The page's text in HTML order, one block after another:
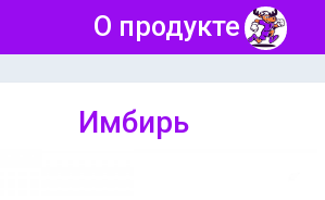
О продукте
Имбирь